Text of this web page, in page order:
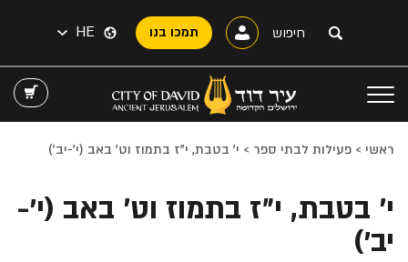
תמכו בנו HE
ראשי > פעילות לבתי ספר > י׳ בטבת, י״ז בתמוז וט׳ באב (י'-יב')
י׳ בטבת, י״ז בתמוז וט׳ באב (י'-
יב')